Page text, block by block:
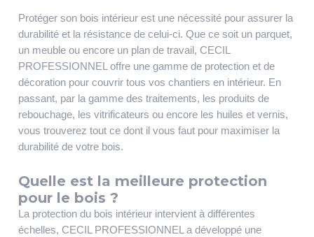
Protéger son bois intérieur est une nécessité pour assurer la
durabilité et la résistance de celui-ci. Que ce soit un parquet,
un meuble ou encore un plan de travail, CECIL
PROFESSIONNEL offre une gamme de protection et de
décoration pour couvrir tous vos chantiers en intérieur. En
passant, par la gamme des traitements, les produits de
rebouchage, les vitrificateurs ou encore les huiles et vernis,
vous trouverez tout ce dont il vous faut pour maximiser la
durabilité de votre bois.
Quelle est la meilleure protection
pour le bois ?
La protection du bois intérieur intervient à différentes
échelles, CECIL PROFESSIONNEL a développé une